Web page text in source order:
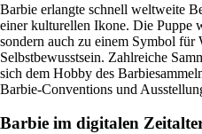
Barbie erlangte schnell weltweite
einer kulturellen Ikone. Die Puppe
sondern auch zu einem Symbol
Selbstbewusstsein. Zahlreiche
sich dem Hobby des
Barbie-Conventions und
Barbie im digitalen